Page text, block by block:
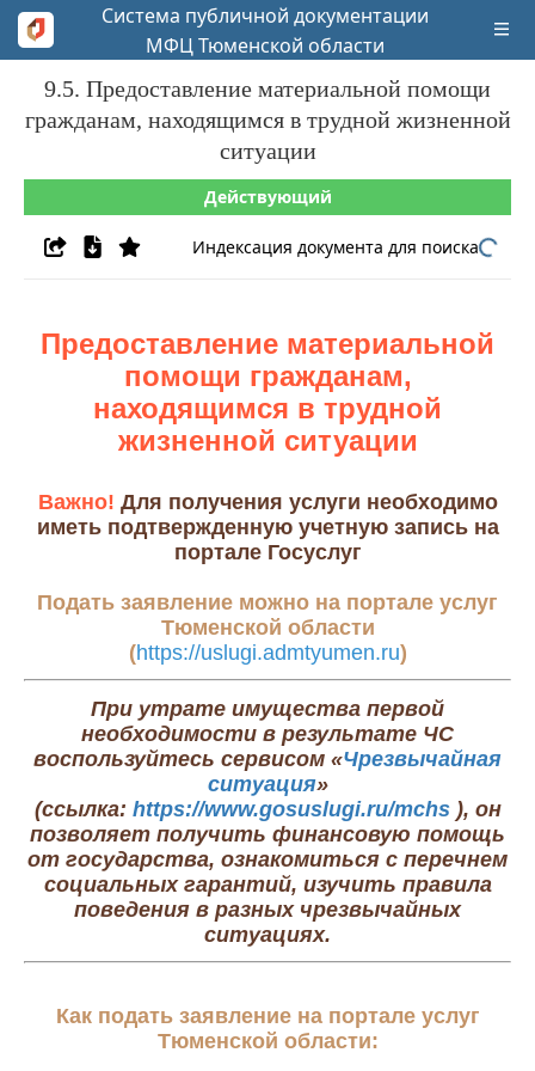
Система публичной документации
МФЦ Тюменской области
9.5. Предоставление материальной помощи
гражданам, находящимся в трудной жизненной
ситуации
Действующий
Индексация документа для поиска
Предоставление материальной
помощи гражданам,
находящимся в трудной
жизненной ситуации
Важно! Для получения услуги необходимо
иметь подтвержденную учетную запись на
портале Госуслуг
Подать заявление можно на портале услуг
Тюменской области
(https://uslugi.admtyumen.ru)
При утрате имущества первой
необходимости в результате ЧС
воспользуйтесь сервисом «Чрезвычайная
ситуация»
(ссылка: https://www.gosuslugi.ru/mchs), он
позволяет получить финансовую помощь
от государства, ознакомиться с перечнем
социальных гарантий, изучить правила
поведения в разных чрезвычайных
ситуациях.
Как подать заявление на портале услуг
Тюменской области: